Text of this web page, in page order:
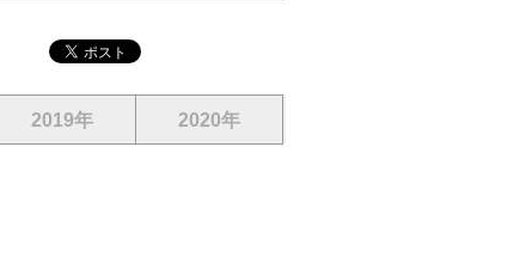
2019年 2020年